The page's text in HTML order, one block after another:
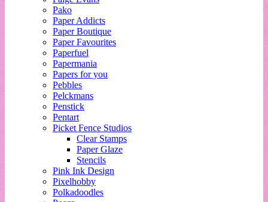
Pako
Paper Addicts
Paper Boutique
Paper Favourites
Paperfuel
Papermania
Papers for you
Pebbles
Pelckmans
Penstick
Pentart
Picket Fence Studios
Clear Stamps
Paper Glaze
Stencils
Pink Ink Design
Pixelhobby
Polkadoodles